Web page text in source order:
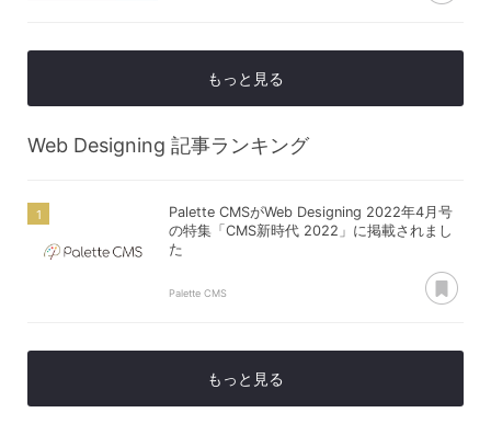
もっと見る
Web Designing 記事ランキング
Palette CMSがWeb Designing 2022年4月号
の特集「CMS新時代 2022」に掲載されまし
た
Palette CMS
もっと見る